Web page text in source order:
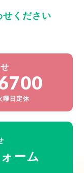
せください
日定休
ーム